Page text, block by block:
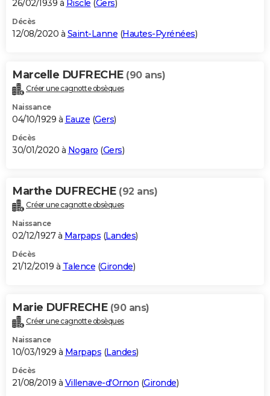
26/02/1939 à Riscle (Gers)
Décès
12/08/2020 à Saint-Lanne (Hautes-Pyrénées)
Marcelle DUFRECHE (90 ans)
Créer une cagnotte obsèques
Naissance
04/10/1929 à Eauze (Gers)
Décès
30/01/2020 à Nogaro (Gers)
Marthe DUFRECHE (92 ans)
Créer une cagnotte obsèques
Naissance
02/12/1927 à Marpaps (Landes)
Décès
21/12/2019 à Talence (Gironde)
Marie DUFRECHE (90 ans)
Créer une cagnotte obsèques
Naissance
10/03/1929 à Marpaps (Landes)
Décès
21/08/2019 à Villenave-d'Ornon (Gironde)